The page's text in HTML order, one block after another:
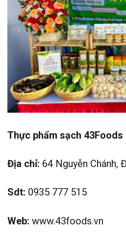
Thực phẩm sạch 43Foods
Địa chỉ: 64 Nguyễn Chánh,
Sdt: 0935 777 515
Web: www.43foods.vn